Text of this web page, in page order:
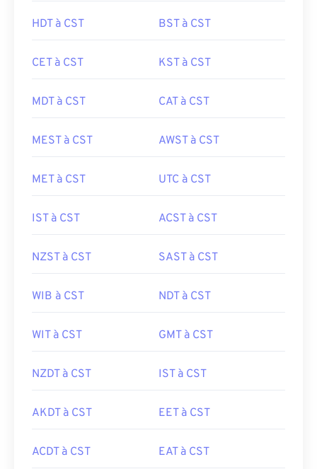
HDT à CST BST à CST
CET à CST KST à CST
MDT à CST CAT à CST
MEST à CST AWST à CST
MET à CST UTC à CST
IST à CST ACST à CST
NZST à CST SAST à CST
WIB à CST NDT à CST
WIT à CST GMT à CST
NZDT à CST IST à CST
AKDT à CST EET à CST
ACDT à CST EAT à CST